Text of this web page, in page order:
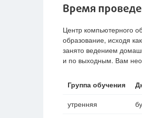
Время
Центр компьютерного
образование, исходя
занято ведением
и по выходным. Вам
Группа обучения
утренняя